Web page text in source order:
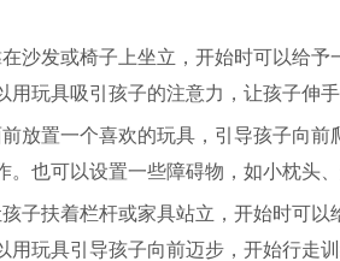
沙发或椅子上坐立，开始时可以给
用玩具吸引孩子的注意力，让孩子伸
放置一个喜欢的玩具，引导孩子向前
。也可以设置一些障碍物，如小枕头
子扶着栏杆或家具站立，开始时可
用玩具引导孩子向前迈步，开始行走